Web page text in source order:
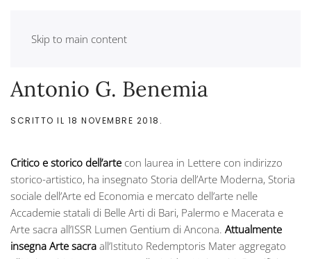
Skip to main content
Antonio G. Benemia
SCRITTO IL 18 NOVEMBRE 2018 .
Critico e storico dell’arte con laurea in Lettere con indirizzo
storico-artistico, ha insegnato Storia dell’Arte Moderna, Storia
sociale dell’Arte ed Economia e mercato dell’arte nelle
Accademie statali di Belle Arti di Bari, Palermo e Macerata e
Arte sacra all’ISSR Lumen Gentium di Ancona. Attualmente
insegna Arte sacra all’Istituto Redemptoris Mater aggregato